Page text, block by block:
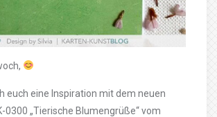
euch eine Inspiration mit dem neuen
0300 „Tierische Blumengrüße“ vom